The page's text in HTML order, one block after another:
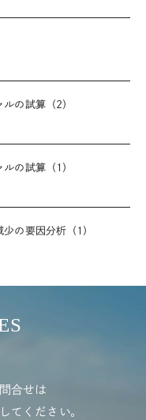
の試算（2）
の試算（1）
の要因分析（1）
合せは
てください。